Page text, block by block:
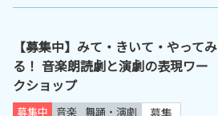
【募集中】みて・きいて・やってみ
る！ 音楽朗読劇と演劇の表現ワー
クショップ
募集中 音楽 舞踊・演劇